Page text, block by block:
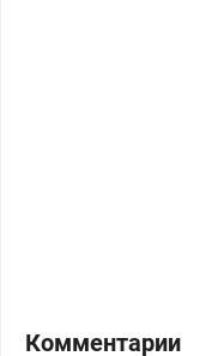
Комментарии